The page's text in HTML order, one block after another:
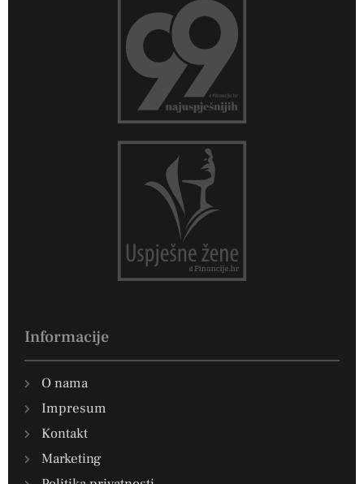
Informacije
O nama
Impresum
Kontakt
Marketing